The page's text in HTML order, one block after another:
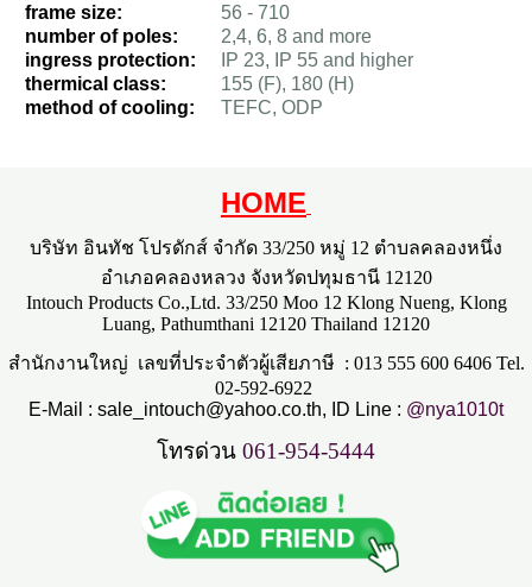
frame size:
56 - 710
number of poles:
2,4, 6, 8 and more
ingress protection:
IP 23, IP 55 and higher
thermical class:
155 (F), 180 (H)
method of cooling:
TEFC, ODP
HOME
บริษัท อินทัช โปรดักส์ จำกัด 33/250 หมู่ 12 ตำบลคลองหนึ่ง
อำเภอคลองหลวง จังหวัดปทุมธานี 12120
Intouch Products Co.,Ltd. 33/250 Moo 12 Klong Nueng, Klong
Luang, Pathumthani 12120 Thailand 12120
สำนักงานใหญ่ เลขที่ประจำตัวผู้เสียภาษี : 013 555 600 6406 Tel.
02-592-6922
E-Mail : sale_intouch@yahoo.co.th, ID Line : @nya1010t
โทรด่วน 061-954-5444